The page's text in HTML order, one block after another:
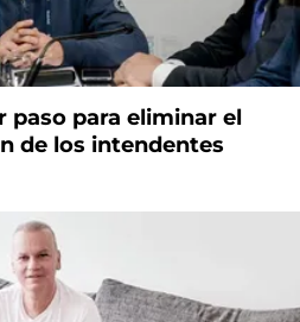
paso para eliminar el
de los intendentes